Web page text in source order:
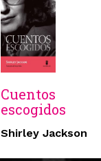
Cuentos
escogidos
Shirley Jackson